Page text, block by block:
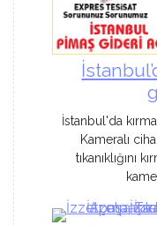
İstanbul'da
Kameralı
tıkanıklığını